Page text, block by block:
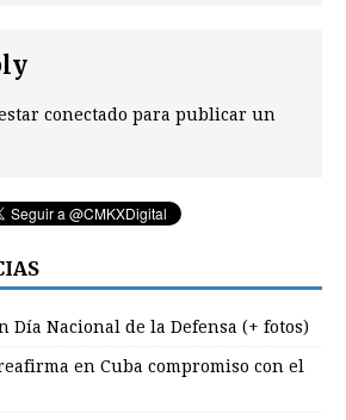
conectado para publicar un
Día Nacional de la Defensa (+ fotos)
en Cuba compromiso con el